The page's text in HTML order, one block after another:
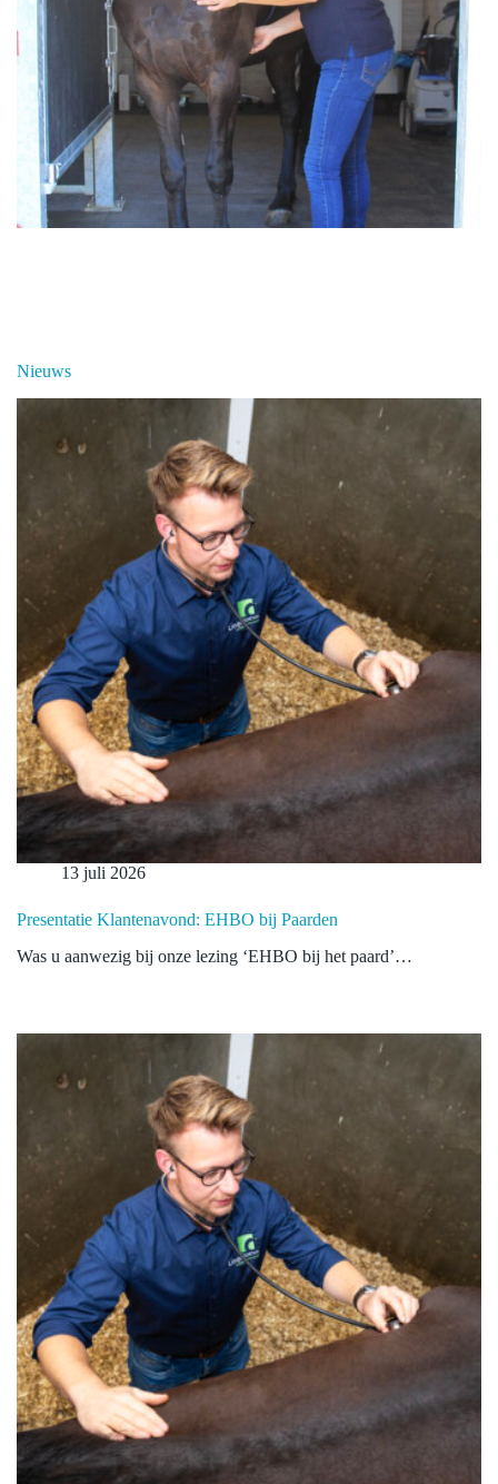
Nieuws
13 juli 2026
Presentatie Klantenavond: EHBO bij Paarden
Was u aanwezig bij onze lezing ‘EHBO bij het paard’…